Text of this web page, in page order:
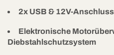
2x USB & 12V-Anschluss
Elektronische
Diebstahlschutzsystem